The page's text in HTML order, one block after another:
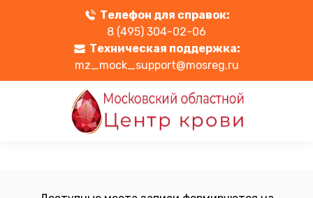
Телефон для справок:
8 (495) 304-02-06
Техническая поддержка:
mz_mock_support@mosreg.ru